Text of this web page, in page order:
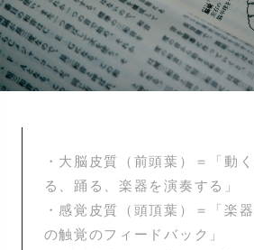
・大脳皮質（前頭葉）＝「動
る、踊る、楽器を演奏する」
・感覚皮質（頭頂葉）＝「楽
の触覚のフィードバック」